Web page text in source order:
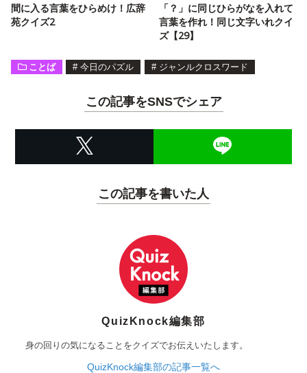
間に入る言葉をひらめけ！広辞
苑クイズ2
「？」に同じひらがなを入れて
言葉を作れ！同じ文字いれクイ
ズ【29】
ことば # 今日のパズル # ジャンルクロスワード
この記事をSNSでシェア
この記事を書いた人
QuizKnock編集部
身の回りの気になることをクイズでお伝えいたします。
QuizKnock編集部の記事一覧へ